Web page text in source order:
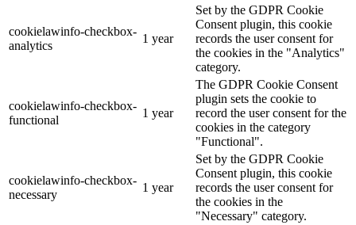
cookielawinfo-checkbox-
analytics
1 year
Set by the GDPR Cookie
Consent plugin, this cookie
records the user consent for
the cookies in the "Analytics"
category.
cookielawinfo-checkbox-
functional
1 year
The GDPR Cookie Consent
plugin sets the cookie to
record the user consent for the
cookies in the category
"Functional".
cookielawinfo-checkbox-
necessary
1 year
Set by the GDPR Cookie
Consent plugin, this cookie
records the user consent for
the cookies in the
"Necessary" category.